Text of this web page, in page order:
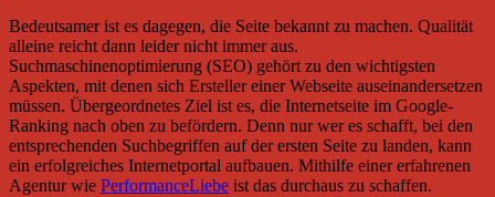
Bedeutsamer ist es dagegen, die Seite bekannt zu machen. Qualität
alleine reicht dann leider nicht immer aus.
Suchmaschinenoptimierung (SEO) gehört zu den wichtigsten
Aspekten, mit denen sich Ersteller einer Webseite auseinandersetzen
müssen. Übergeordnetes Ziel ist es, die Internetseite im Google-
Ranking nach oben zu befördern. Denn nur wer es schafft, bei den
entsprechenden Suchbegriffen auf der ersten Seite zu landen, kann
ein erfolgreiches Internetportal aufbauen. Mithilfe einer erfahrenen
Agentur wie PerformanceLiebe ist das durchaus zu schaffen.